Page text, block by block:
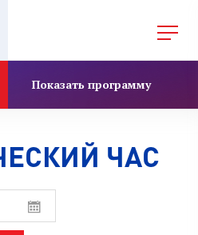
Показать программу
ЧАС